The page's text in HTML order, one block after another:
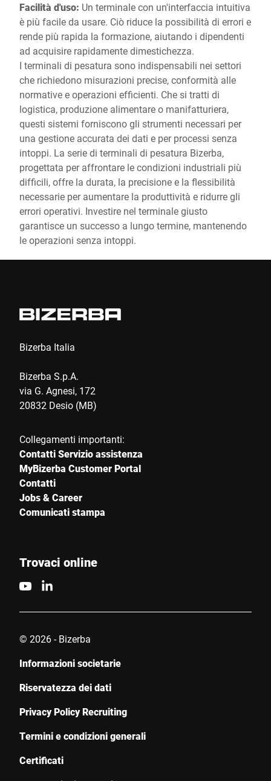
Facilità d'uso: Un terminale con un'interfaccia intuitiva
è più facile da usare. Ciò riduce la possibilità di errori e
rende più rapida la formazione, aiutando i dipendenti
ad acquisire rapidamente dimestichezza.
I terminali di pesatura sono indispensabili nei settori
che richiedono misurazioni precise, conformità alle
normative e operazioni efficienti. Che si tratti di
logistica, produzione alimentare o manifatturiera,
questi sistemi forniscono gli strumenti necessari per
una gestione accurata dei dati e per processi senza
intoppi. La serie di terminali di pesatura Bizerba,
progettata per affrontare le condizioni industriali più
difficili, offre la durata, la precisione e la flessibilità
necessarie per aumentare la produttività e ridurre gli
errori operativi. Investire nel terminale giusto
garantisce un successo a lungo termine, mantenendo
le operazioni senza intoppi.
Bizerba Italia
Bizerba S.p.A.
via G. Agnesi, 172
20832 Desio (MB)
Collegamenti importanti:
Contatti Servizio assistenza
MyBizerba Customer Portal
Contatti
Jobs & Career
Comunicati stampa
Trovaci online
© 2026 - Bizerba
Informazioni societarie
Riservatezza dei dati
Privacy Policy Recruiting
Termini e condizioni generali
Certificati